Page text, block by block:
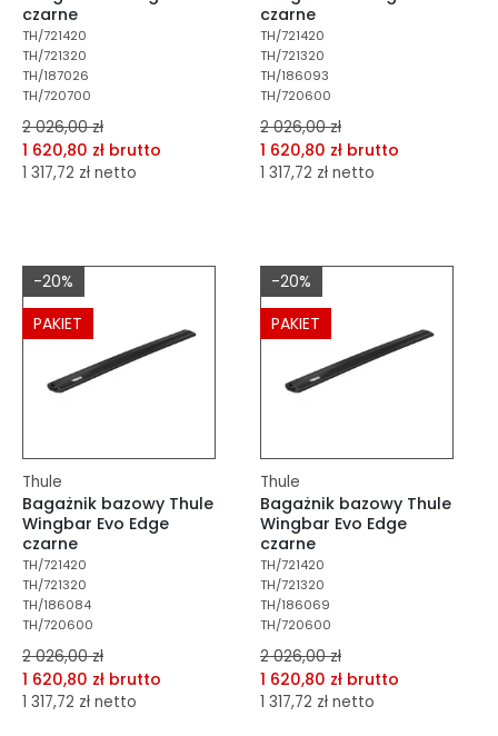
czarne
TH/721420
TH/721320
TH/187026
TH/720700
2 026,00 zł
1 620,80 zł brutto
1 317,72 zł netto
Do koszyka
czarne
TH/721420
TH/721320
TH/186093
TH/720600
2 026,00 zł
1 620,80 zł brutto
1 317,72 zł netto
Do koszyka
-20%
PAKIET
Thule
Bagażnik bazowy Thule
Wingbar Evo Edge
czarne
TH/721420
TH/721320
TH/186084
TH/720600
2 026,00 zł
1 620,80 zł brutto
1 317,72 zł netto
-20%
PAKIET
Thule
Bagażnik bazowy Thule
Wingbar Evo Edge
czarne
TH/721420
TH/721320
TH/186069
TH/720600
2 026,00 zł
1 620,80 zł brutto
1 317,72 zł netto